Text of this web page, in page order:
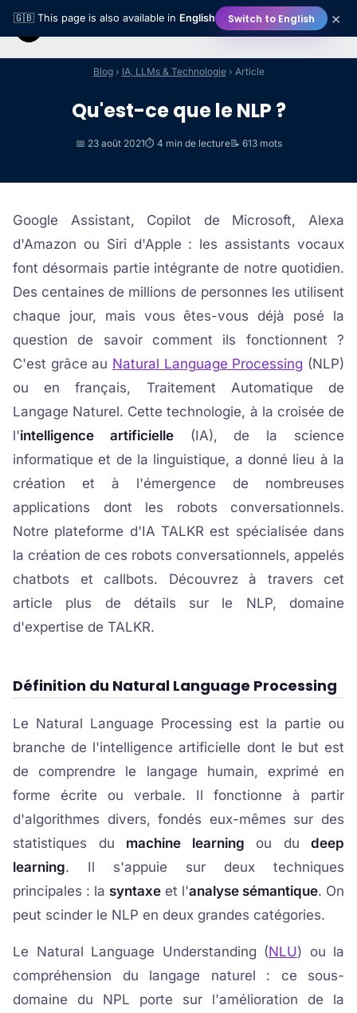
🇬🇧 This page is also available in English Switch to English ×
Blog› IA, LLMs & Technologie› Article
Qu'est-ce que le NLP ?
📅 23 août 2021⏱️ 4 min de lecture📝 613 mots
Google Assistant, Copilot de Microsoft, Alexa
d'Amazon ou Siri d'Apple : les assistants vocaux
font désormais partie intégrante de notre quotidien.
Des centaines de millions de personnes les utilisent
chaque jour, mais vous êtes-vous déjà posé la
question de savoir comment ils fonctionnent ?
C'est grâce au Natural Language Processing (NLP)
ou en français, Traitement Automatique de
Langage Naturel. Cette technologie, à la croisée de
l'intelligence artificielle(IA), de la science
informatique et de la linguistique, a donné lieu à la
création et à l'émergence de nombreuses
applications dont les robots conversationnels.
Notre plateforme d'IA TALKR est spécialisée dans
la création de ces robots conversationnels, appelés
chatbots et callbots. Découvrez à travers cet
article plus de détails sur le NLP, domaine
d'expertise de TALKR.
Définition du Natural Language Processing
Le Natural Language Processing est la partie ou
branche de l'intelligence artificielle dont le but est
de comprendre le langage humain, exprimé en
forme écrite ou verbale. Il fonctionne à partir
d'algorithmes divers, fondés eux-mêmes sur des
statistiques du machine learning ou du deep
learning. Il s'appuie sur deux techniques
principales : la syntaxe et l'analyse sémantique. On
peut scinder le NLP en deux grandes catégories.
Le Natural Language Understanding (NLU) ou la
compréhension du langage naturel : ce sous-
domaine du NPL porte sur l'amélioration de la